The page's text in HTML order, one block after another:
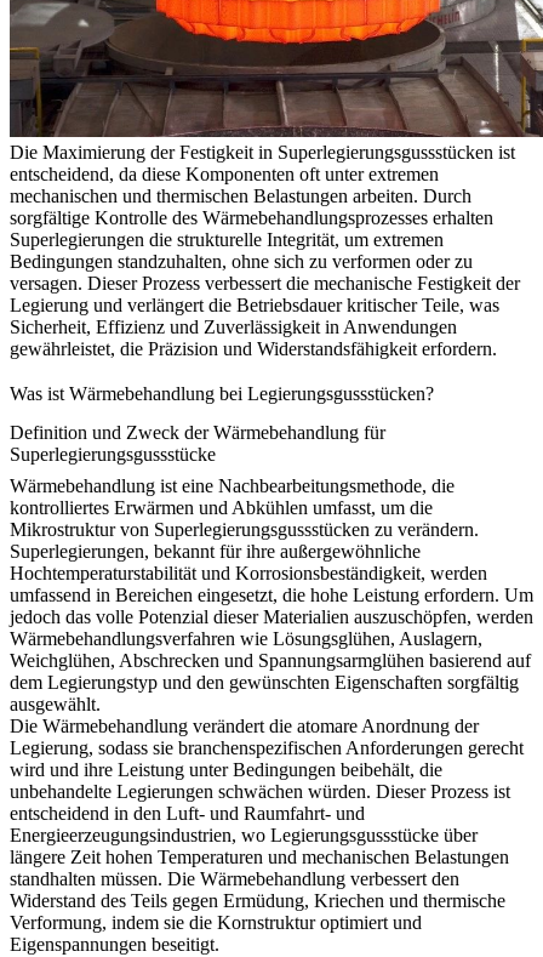
Die Maximierung der Festigkeit in Superlegierungsgussstücken ist
entscheidend, da diese Komponenten oft unter extremen
mechanischen und thermischen Belastungen arbeiten. Durch
sorgfältige Kontrolle des Wärmebehandlungsprozesses erhalten
Superlegierungen die strukturelle Integrität, um extremen
Bedingungen standzuhalten, ohne sich zu verformen oder zu
versagen. Dieser Prozess verbessert die mechanische Festigkeit der
Legierung und verlängert die Betriebsdauer kritischer Teile, was
Sicherheit, Effizienz und Zuverlässigkeit in Anwendungen
gewährleistet, die Präzision und Widerstandsfähigkeit erfordern.
Was ist Wärmebehandlung bei Legierungsgussstücken?
Definition und Zweck der Wärmebehandlung für
Superlegierungsgussstücke
Wärmebehandlung ist eine Nachbearbeitungsmethode, die
kontrolliertes Erwärmen und Abkühlen umfasst, um die
Mikrostruktur von Superlegierungsgussstücken zu verändern.
Superlegierungen, bekannt für ihre außergewöhnliche
Hochtemperaturstabilität und Korrosionsbeständigkeit, werden
umfassend in Bereichen eingesetzt, die hohe Leistung erfordern. Um
jedoch das volle Potenzial dieser Materialien auszuschöpfen, werden
Wärmebehandlungsverfahren wie Lösungsglühen, Auslagern,
Weichglühen, Abschrecken und Spannungsarmglühen basierend auf
dem Legierungstyp und den gewünschten Eigenschaften sorgfältig
ausgewählt.
Die Wärmebehandlung verändert die atomare Anordnung der
Legierung, sodass sie branchenspezifischen Anforderungen gerecht
wird und ihre Leistung unter Bedingungen beibehält, die
unbehandelte Legierungen schwächen würden. Dieser Prozess ist
entscheidend in den Luft- und Raumfahrt- und
Energieerzeugungsindustrien, wo Legierungsgussstücke über
längere Zeit hohen Temperaturen und mechanischen Belastungen
standhalten müssen. Die Wärmebehandlung verbessert den
Widerstand des Teils gegen Ermüdung, Kriechen und thermische
Verformung, indem sie die Kornstruktur optimiert und
Eigenspannungen beseitigt.